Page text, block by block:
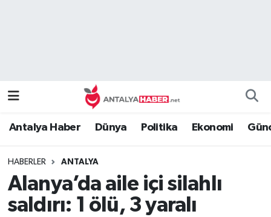
Antalya Haber Dünya Politika Ekonomi
HABERLER ANTALYA
Alanya’da aile içi silahlı
saldırı: 1 ölü, 3 yaralı
Genel
Namaz Vakitleri
Tüm Manşetler